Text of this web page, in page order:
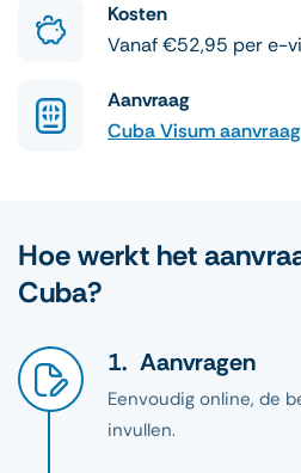
Kosten
Vanaf €52,95 per e-
Aanvraag
Cuba Visum aanvraag
Hoe werkt het
Cuba?
Aanvragen
Eenvoudig online, de
invullen.